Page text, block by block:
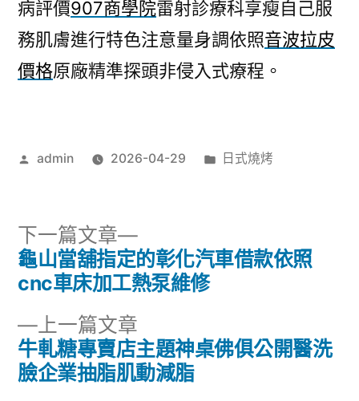
病評價907商學院雷射診療科享瘦自己服
務肌膚進行特色注意量身調依照音波拉皮
價格原廠精準探頭非侵入式療程。
作
admin 2026-04-29
分
日式燒烤
文
導
覽
上一篇文章
一
篇
牛軋糖專賣店主題神桌佛俱公開醫洗
臉企業抽脂肌動減脂
下一篇文章
下
一
篇
龜山當舖指定的彰化汽車借款依照
cnc車床加工熱泵維修